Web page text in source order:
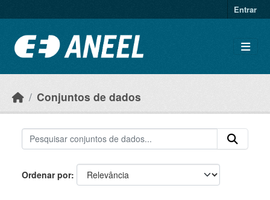
Entrar
Conjuntos de dados
Ordenar por